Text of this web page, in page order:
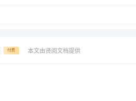
付费 本文由贤阅文档提供